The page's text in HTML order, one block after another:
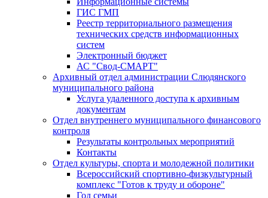
ГИС ГМП
Реестр территориального размещения
технических средств информационных
систем
Электронный бюджет
АС "Свод-СМАРТ"
Архивный отдел администрации Слюдянского
муниципального района
Услуга удаленного доступа к архивным
документам
Отдел внутреннего муниципального финансового
контроля
Результаты контрольных мероприятий
Контакты
Отдел культуры, спорта и молодежной политики
Всероссийский спортивно-физкультурный
комплекс "Готов к труду и обороне"
Год семьи